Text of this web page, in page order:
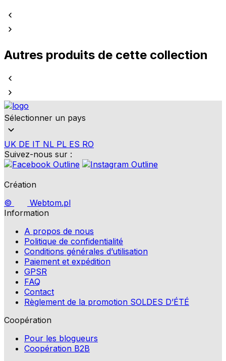
Autres produits de cette collection
Sélectionner un pays
UK DE IT NL PL ES RO
Suivez-nous sur :
Création
©
Webtom.pl
Information
A propos de nous
Politique de confidentialité
Conditions générales d’utilisation
Paiement et expédition
GPSR
FAQ
Contact
Règlement de la promotion SOLDES D’ÉTÉ
Coopération
Pour les blogueurs
Coopération B2B